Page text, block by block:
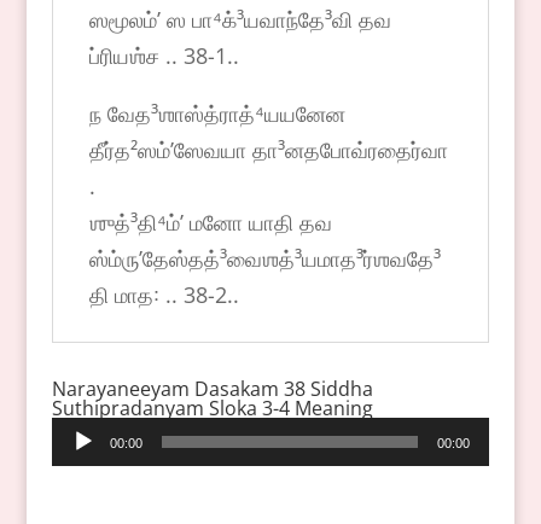
ஸமூலம்ʼ ஸ பா⁴க்³யவாந்தே³வி தவ
ப்ரியஶ்ச .. 38-1..
ந வேத³ஶாஸ்த்ராத்⁴யயனேன
தீர்த²ஸம்ʼஸேவயா தா³னதபோவ்ரதைர்வா
.
ஶுத்³தி⁴ம்ʼ மனோ யாதி தவ
ஸ்ம்ருʼதேஸ்தத்³வைஶத்³யமாத³ர்ஶவதே³
தி மாத꞉ .. 38-2..
Narayaneeyam Dasakam 38 Siddha
Suthipradanyam Sloka 3-4 Meaning
Audio
Player
00:00 00:00